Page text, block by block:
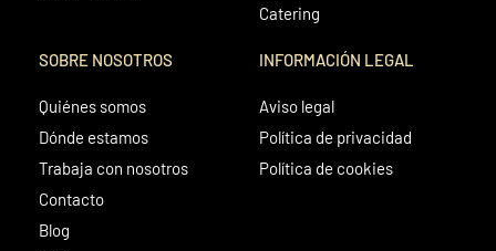
Catering
SOBRE NOSOTROS
Quiénes somos
Dónde estamos
Trabaja con nosotros
Contacto
Blog
INFORMACIÓN LEGAL
Aviso legal
Política de privacidad
Política de cookies